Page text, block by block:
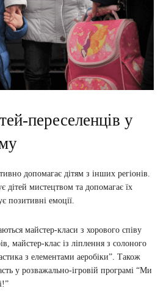
переселенців у
допомагає дітям з інших регіонів.
дітей мистецтвом та допомагає їх
позитивні емоції.
майстер-класи з хорового співу
майстер-клас із ліплення з солоного
з елементами аеробіки”. Також
у розважально-ігровій програмі “Ми